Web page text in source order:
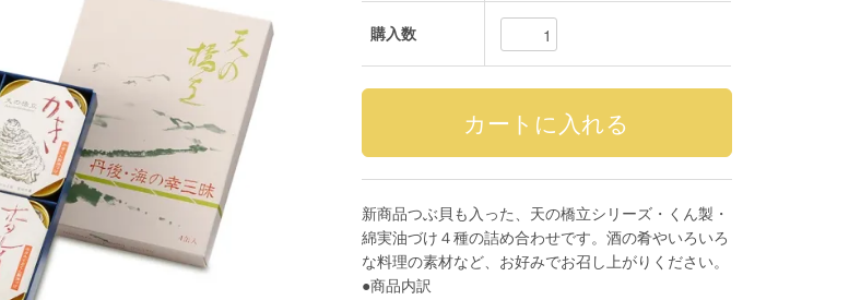
購入数
新商品つぶ貝も入った、天の橋立シリーズ・くん製・
綿実油づけ４種の詰め合わせです。酒の肴やいろいろ
な料理の素材など、お好みでお召し上がりください。
●商品内訳